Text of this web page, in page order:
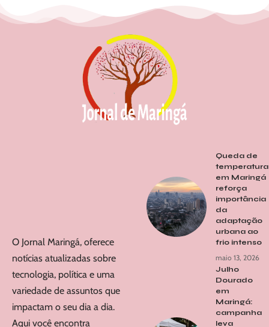
O Jornal Maringá, oferece
notícias atualizadas sobre
tecnologia, política e uma
variedade de assuntos que
impactam o seu dia a dia.
Aqui você encontra
Queda de
temperatura
em Maringá
reforça
importância
da
adaptação
urbana ao
frio intenso
maio 13, 2026
Julho
Dourado
em
Maringá:
campanha
leva